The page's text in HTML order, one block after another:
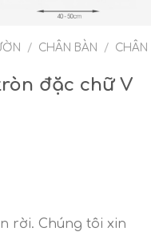
/ CHÂN BÀN / CHÂN
đặc chữ V
rời. Chúng tôi xin